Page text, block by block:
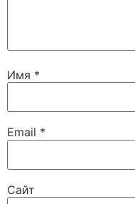
Имя *
Email *
Сайт